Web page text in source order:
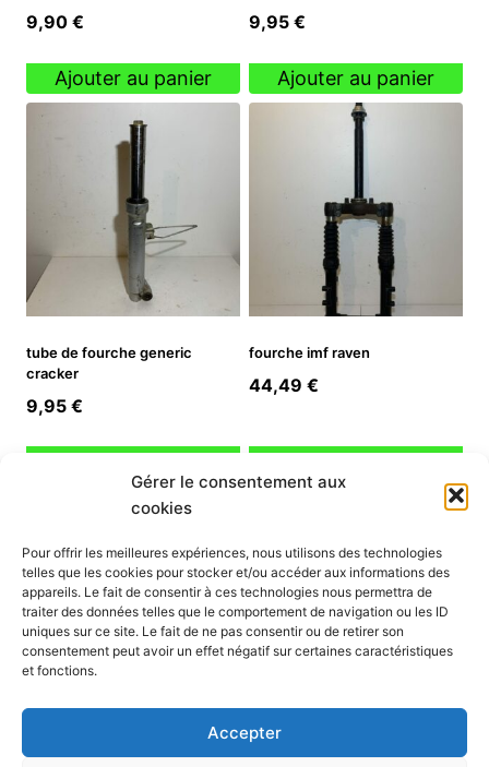
Gérer le consentement aux
cookies
Pour offrir les meilleures expériences, nous utilisons des technologies
telles que les cookies pour stocker et/ou accéder aux informations des
appareils. Le fait de consentir à ces technologies nous permettra de
traiter des données telles que le comportement de navigation ou les ID
uniques sur ce site. Le fait de ne pas consentir ou de retirer son
consentement peut avoir un effet négatif sur certaines caractéristiques
et fonctions.
Accepter
9,90 €
Ajouter au panier
9,95 €
Ajouter au panier
tube de fourche generic
cracker
9,95 €
fourche imf raven
44,49 €
INFORMATION
Mon compte
Nous contacter
Mode paiement
Nos services
Politique de confidentialité
Politique de cookies (UE)